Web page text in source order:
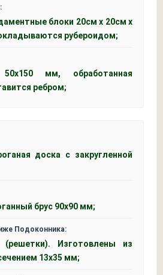
блоки 20см x 20см x
рубероидом;
мм, обработанная
ребром;
доска с закругленной
брус 90х90 мм;
Подоконника:
Изготовлены из
13х35 мм;